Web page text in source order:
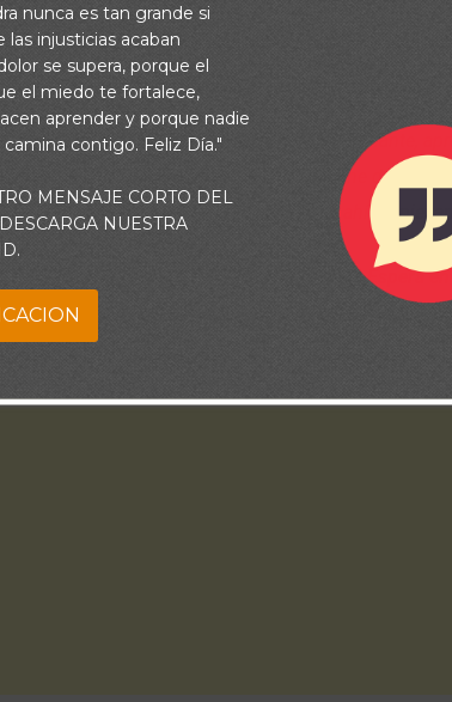
Una oración por serenidad y paciencia
por favor ayúdame a seguir adelante,
Tus tiempos. Recuérdame que Tu nunca me darías
donde terminan mis fuerzas, justo ahí empiezan
mía, Y por qué te turbas dentro de mí? Espera en
alabarle, Salvación mía y Dios mío. (Salmos 42:11)
nunca es tan grande si
las injusticias acaban
se supera, porque el
el miedo te fortalece,
aprender y porque nadie
contigo. Feliz Día."
MENSAJE CORTO DEL
NUESTRA